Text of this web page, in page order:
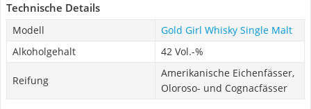
Technische Details
Modell
Gold Girl Whisky Single Malt
Alkoholgehalt
42 Vol.-%
Reifung
Amerikanische Eichenfässer,
Oloroso- und Cognacfässer